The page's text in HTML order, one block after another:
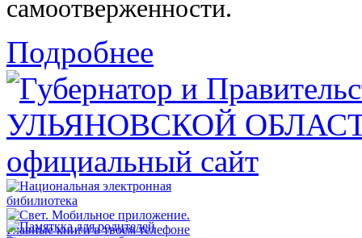
самоотверженности.
Подробнее